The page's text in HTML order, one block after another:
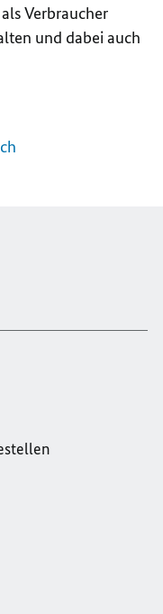
Verbraucher
und dabei auch